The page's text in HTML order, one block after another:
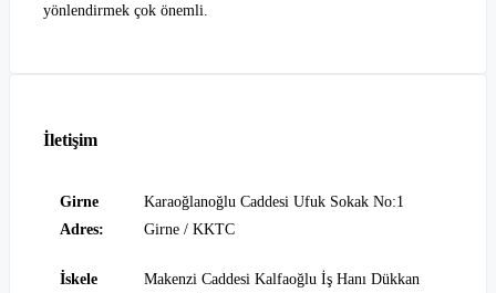
yönlendirmek çok önemli.
İletişim
Girne
Adres:
Karaoğlanoğlu Caddesi Ufuk Sokak No:1
Girne / KKTC
İskele
Makenzi Caddesi Kalfaoğlu İş Hanı Dükkan